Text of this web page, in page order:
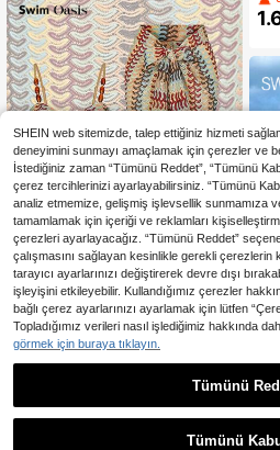
En Çok Satanlar #Yazlık Yüksek Bel
Swim Oasis İlkbahar/Yaz Sezonu İçi
1.283,53TL
En
hat
ılı
SHEIN web sitemizde, talep ettiğiniz hizmeti
deneyimini sunmayı amaçlamak için çerezler ve
İstediğiniz zaman “Tümünü Reddet”, “Tümünü
çerez tercihlerinizi ayarlayabilirsiniz. “Tümünü
analiz etmemize, gelişmiş işlevsellik sunmamıza
tamamlamak için içeriği ve reklamları
çerezleri ayarlayacağız. “Tümünü Reddet”
çalışmasını sağlayan kesinlikle gerekli çerezlerin
tarayıcı ayarlarınızı değiştirerek devre dışı
işleyişini etkileyebilir. Kullandığımız çerezler
bağlı çerez ayarlarınızı ayarlamak için lütfen
Topladığımız verileri nasıl işlediğimiz hakkında
görmek için buraya tıklayın.
Tümünü
Tümünü